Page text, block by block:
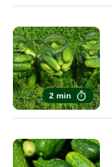
2 min